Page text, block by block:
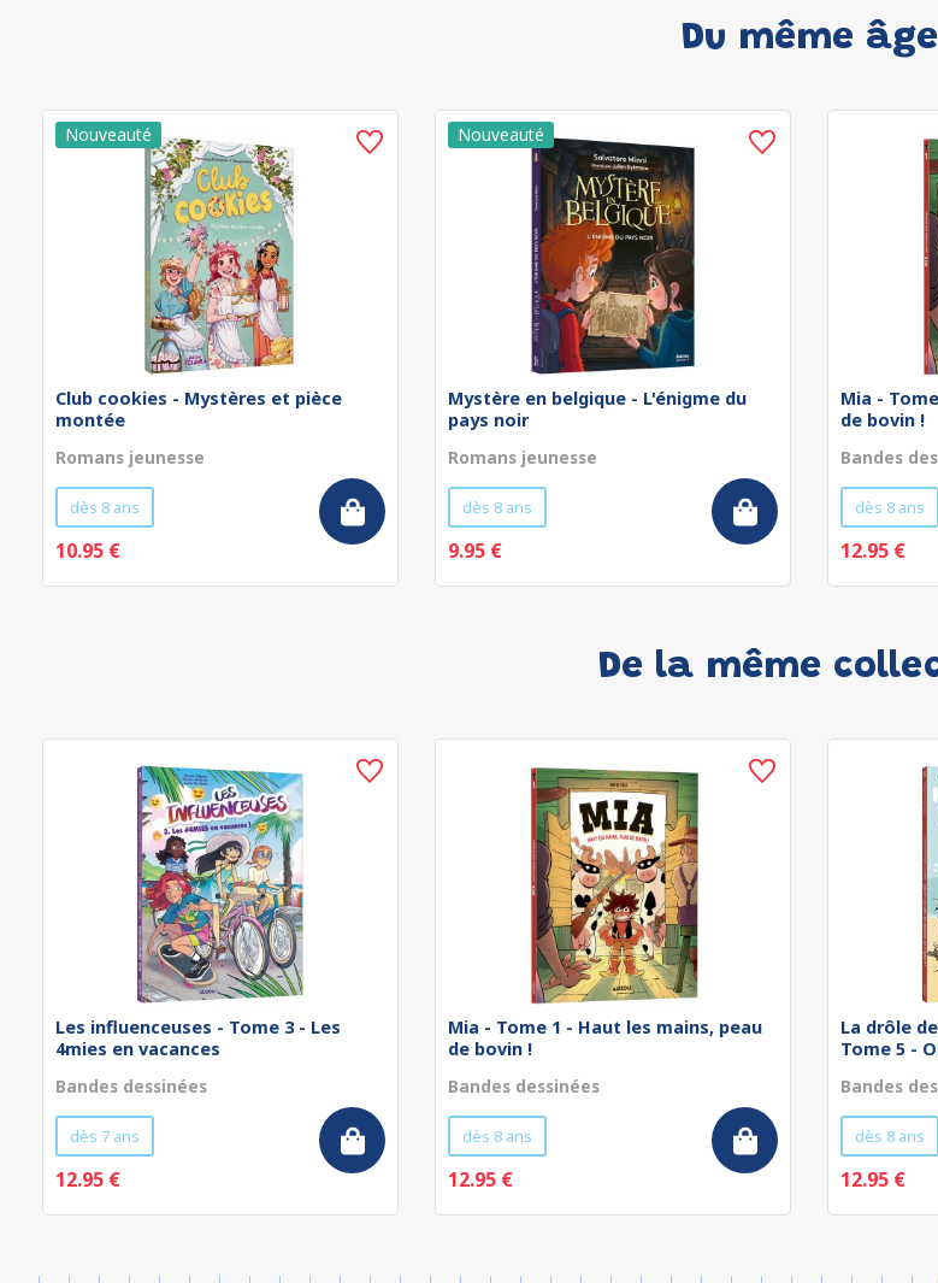
Du même âge
Club cookies - Mystères et pièce
montée
Romans jeunesse
dès 8 ans
10.95 €
Mystère en belgique - L'énigme du
pays noir
Romans jeunesse
dès 8 ans
9.95 €
Mia -
de bovin !
Bandes
dès 8 ans
12.95 €
De la même
Les influenceuses - Tome 3 - Les
4mies en vacances
Bandes dessinées
dès 7 ans
12.95 €
Mia - Tome 1 - Haut les mains, peau
de bovin !
Bandes dessinées
dès 8 ans
12.95 €
La drôle
Tome 5 -
Bandes
dès 8 ans
12.95 €